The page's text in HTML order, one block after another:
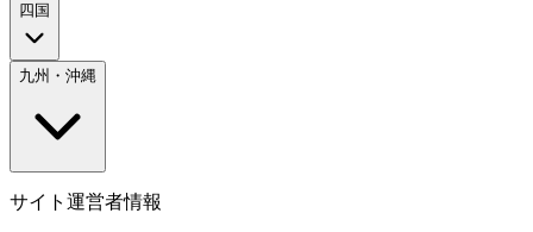
四国
九州・沖縄
サイト運営者情報